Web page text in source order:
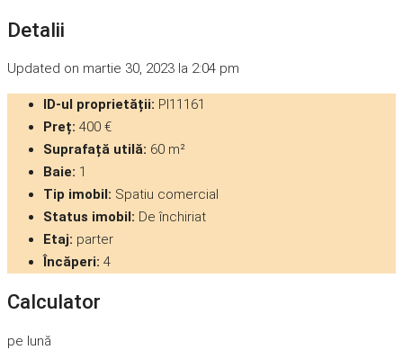
Detalii
Updated on martie 30, 2023 la 2:04 pm
ID-ul proprietății: PI11161
Preț: 400 €
Suprafață utilă: 60 m²
Baie: 1
Tip imobil: Spatiu comercial
Status imobil: De închiriat
Etaj: parter
Încăperi: 4
Calculator
pe lună